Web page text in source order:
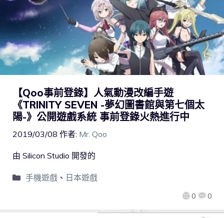
【Qoo事前登錄】人氣動漫改編手遊
《TRINITY SEVEN -夢幻圖書館與第七個太
陽-》公開遊戲系統 事前登錄火熱進行中
2019/03/08 作者: Mr. Qoo
0 0
由 Silicon Studio 開發的
手機遊戲、 日本遊戲